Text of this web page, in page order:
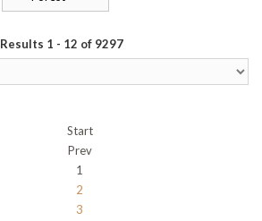
Results 1 - 12 of 9297
Start
Prev
1
2
3